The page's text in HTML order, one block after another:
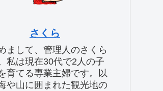
さくら
まして、管理人のさくら
私は現在30代で2人の子
育てる専業主婦です。以
や山に囲まれた観光地の